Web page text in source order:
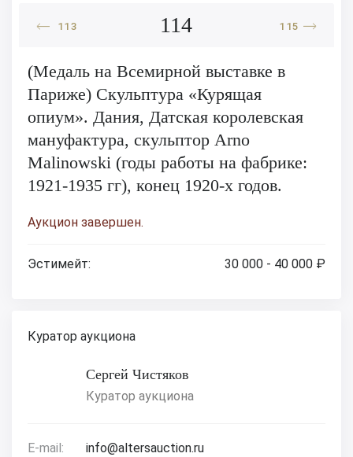
113 114 115
(Медаль на Всемирной выставке в
Париже) Скульптура «Курящая
опиум». Дания, Датская королевская
мануфактура, скульптор Arno
Malinowski (годы работы на фабрике:
1921-1935 гг), конец 1920-х годов.
Аукцион завершен.
Эстимейт: 30 000 - 40 000 ₽
Куратор аукциона
Сергей Чистяков
Куратор аукциона
E-mail: info@altersauction.ru